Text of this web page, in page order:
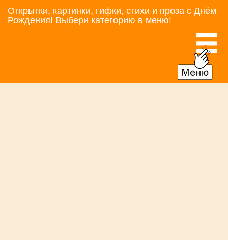
Открытки, картинки, гифки, стихи и проза с Днём
Рождения! Выбери категорию в меню!